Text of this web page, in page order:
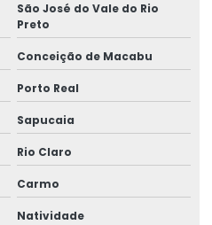
e periculosidade
para contestação
São José do Vale do Rio
Preto
Conceição de Macabu
Porto Real
Sapucaia
Rio Claro
Carmo
Natividade